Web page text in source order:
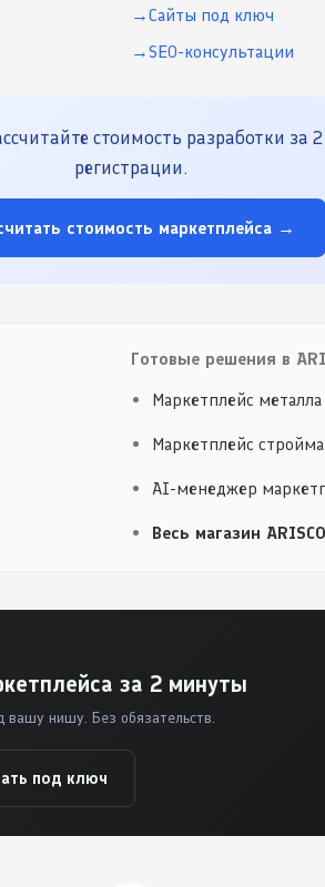
Сайты под ключ
SEO-консультации
стоимость разработки за
регистрации.
стоимость маркетплейса →
Готовые решения в
Маркетплейс
Маркетплейс
AI-менеджер
Весь магазин
за 2 минуты
вашу нишу. Без обязательств.
под ключ